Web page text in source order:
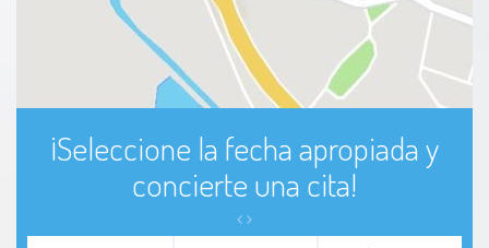
¡Seleccione la fecha apropiada y
concierte una cita!